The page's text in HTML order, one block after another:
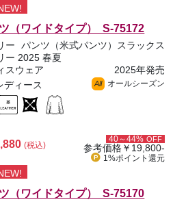
（ワイドタイプ） S-75172
ー
パンツ（米式パンツ）スラックス
ー 2025 春夏
スウェア
2025年発売
ディース
All オールシーズン
(税込)
40～44% OFF
参考価格￥19,800-
1%ポイント 還元
（ワイドタイプ） S-75170